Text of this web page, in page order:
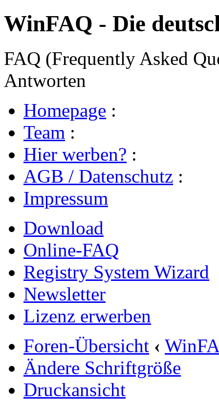
WinFAQ - Die
FAQ (Frequently Asked
Antworten
Homepage :
Team :
Hier werben? :
AGB / Datenschutz :
Impressum
Download
Online-FAQ
Registry System Wizard
Newsletter
Lizenz erwerben
Foren-Übersicht ‹
Ändere Schriftgröße
Druckansicht